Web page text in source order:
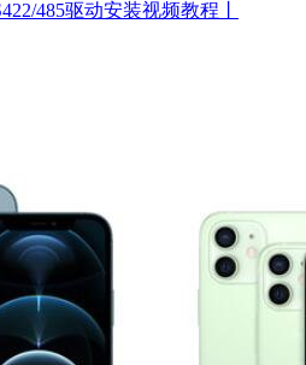
485驱动安装视频教程丨